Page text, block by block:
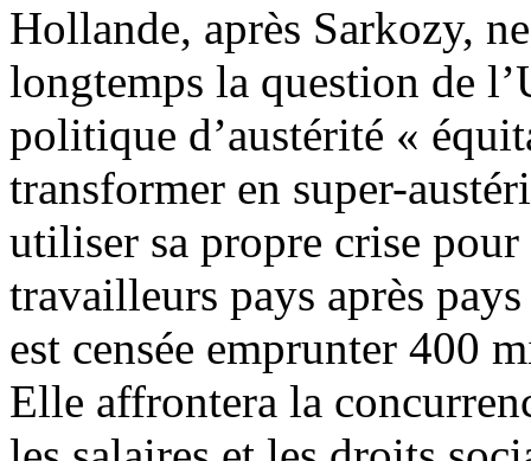
Hollande, après Sarkozy,
longtemps la question de
politique d’austérité «
transformer en super-
utiliser sa propre crise pour
travailleurs pays après
est censée emprunter 400
Elle affrontera la